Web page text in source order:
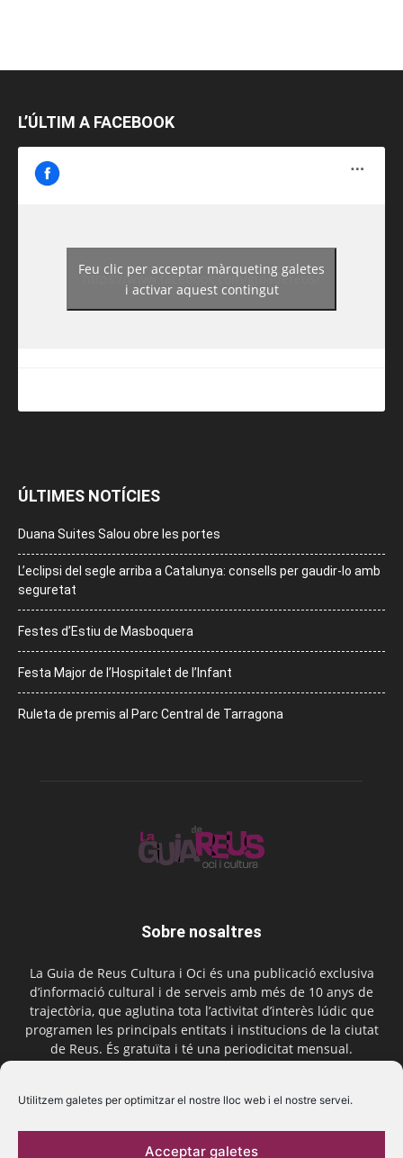
Utilitzem galetes per optimitzar el nostre lloc web i el nostre servei.
Acceptar galetes
L’ÚLTIM A FACEBOOK
https://www.facebook.com/guiadereus/
Feu clic per acceptar màrqueting galetes
i activar aquest contingut
ÚLTIMES NOTÍCIES
Duana Suites Salou obre les portes
L’eclipsi del segle arriba a Catalunya: consells per gaudir-lo amb
seguretat
Festes d’Estiu de Masboquera
Festa Major de l’Hospitalet de l’Infant
Ruleta de premis al Parc Central de Tarragona
Sobre nosaltres
La Guia de Reus Cultura i Oci és una publicació exclusiva
d’informació cultural i de serveis amb més de 10 anys de
trajectòria, que aglutina tota l’activitat d’interès lúdic que
programen les principals entitats i institucions de la ciutat
de Reus. És gratuïta i té una periodicitat mensual.
Segueix-nos